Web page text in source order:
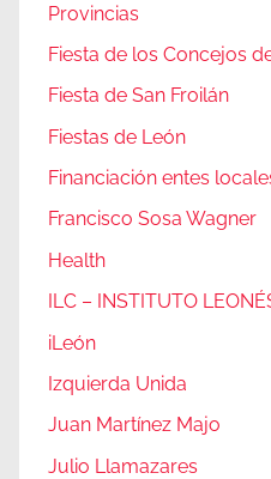
Provincias
Fiesta de los Concejos
Fiesta de San Froilán
Fiestas de León
Financiación entes
Francisco Sosa Wagner
Health
ILC – INSTITUTO
iLeón
Izquierda Unida
Juan Martínez Majo
Julio Llamazares